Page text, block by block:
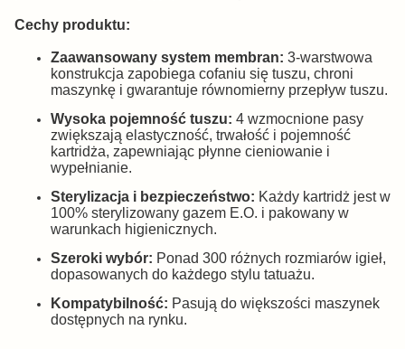
Cechy produktu:
Zaawansowany system membran: 3-warstwowa
konstrukcja zapobiega cofaniu się tuszu, chroni
maszynkę i gwarantuje równomierny przepływ tuszu.
Wysoka pojemność tuszu: 4 wzmocnione pasy
zwiększają elastyczność, trwałość i pojemność
kartridża, zapewniając płynne cieniowanie i
wypełnianie.
Sterylizacja i bezpieczeństwo: Każdy kartridż jest w
100% sterylizowany gazem E.O. i pakowany w
warunkach higienicznych.
Szeroki wybór: Ponad 300 różnych rozmiarów igieł,
dopasowanych do każdego stylu tatuażu.
Kompatybilność: Pasują do większości maszynek
dostępnych na rynku.